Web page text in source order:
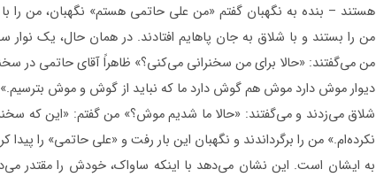
هستند – بنده به نگهبان گفتم «من علی حاتمی هستم» نگهبان، من را با
من را بستند و با شلاق به جان پاهایم افتادند. در همان حال، یک
من می‌گفتند: «حالا برای من سخنرانی می‌کنی؟» ظاهراً آقای حاتمی در
دیوار موش دارد موش هم گوش دارد ما که نباید از گوش و موش
شلاق می‌زدند و می‌گفتند: «حالا ما شدیم موش؟» من گفتم: «این که
نکرده‌ام.» من را برگرداندند و نگهبان این بار رفت و «علی حاتمی» را پیدا
به ایشان است. این نشان می‌دهد با اینکه ساواک، خودش را مقتدر